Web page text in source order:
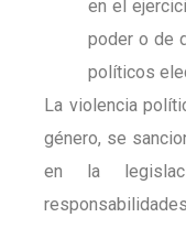
en el
poder o de
políticos
La violencia
género, se
en la